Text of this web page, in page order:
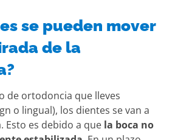
se pueden mover
de la
de ortodoncia que lleves
o lingual), los dientes se van a
Esto es debido a que la boca no